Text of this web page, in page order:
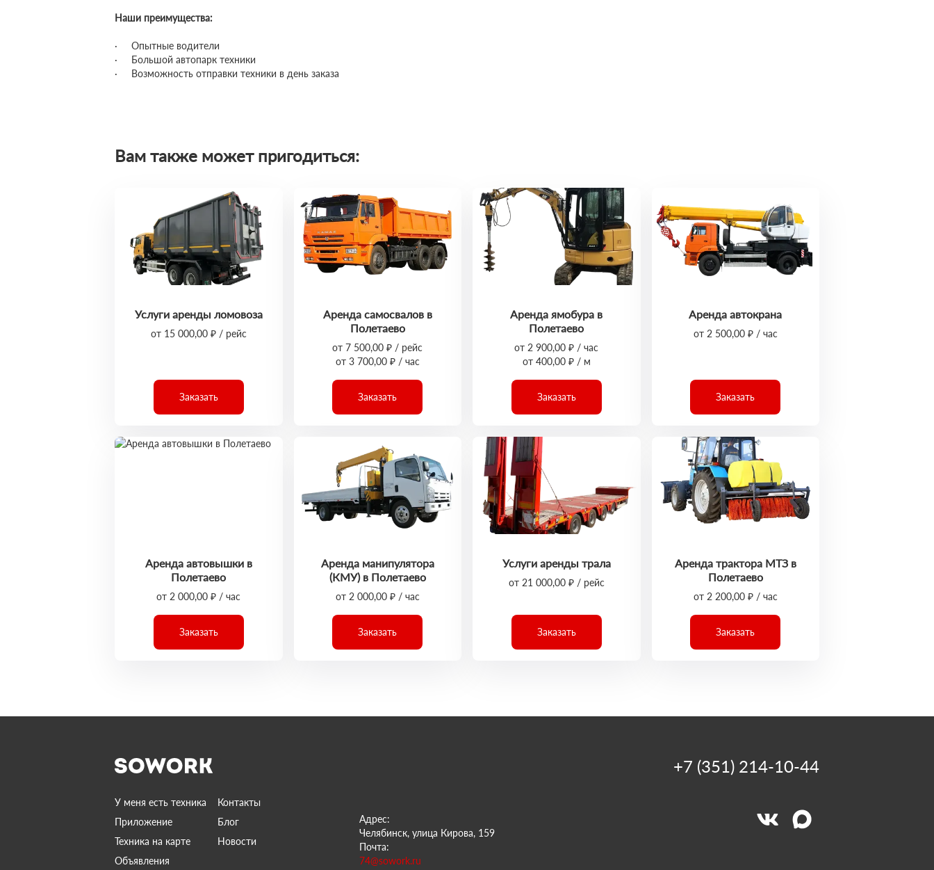
Наши преимущества:
· Опытные водители
· Большой автопарк техники
· Возможность отправки техники в день заказа
Вам также может пригодиться:
Услуги аренды ломовоза
от 15 000,00 ₽ / рейс
Заказать
Аренда самосвалов в
Полетаево
от 7 500,00 ₽ / рейс
от 3 700,00 ₽ / час
Заказать
Аренда ямобура в
Полетаево
от 2 900,00 ₽ / час
от 400,00 ₽ / м
Заказать
Аренда автокрана
от 2 500,00 ₽ / час
Заказать
Аренда автовышки в
Полетаево
от 2 000,00 ₽ / час
Заказать
Аренда манипулятора
(КМУ) в Полетаево
от 2 000,00 ₽ / час
Заказать
Услуги аренды трала
от 21 000,00 ₽ / рейс
Заказать
Аренда трактора МТЗ в
Полетаево
от 2 200,00 ₽ / час
Заказать
У меня есть техника
Контакты
Приложение
Блог
Техника на карте
Новости
Объявления
Адрес:
Челябинск, улица Кирова, 159
Почта:
74@sowork.ru
+7 (351) 214-10-44